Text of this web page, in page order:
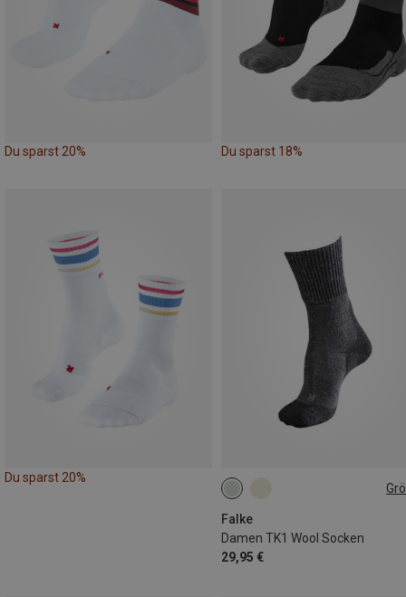
Du sparst 20% Du sparst 18%
Du sparst 20%
Falke
Damen TK1 Wool Socken
29,95 €
35|36
41|42